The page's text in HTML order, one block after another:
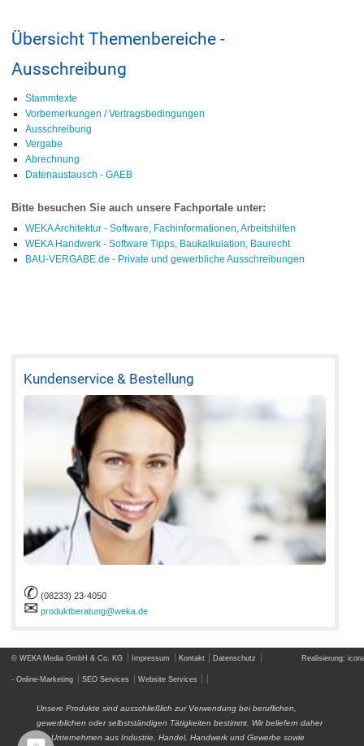
Übersicht Themenbereiche -
Ausschreibung
Stammtexte
Vorbemerkungen / Vertragsbedingungen
Ausschreibung
Vergabe
Abrechnung
Datenaustausch - GAEB
Bitte besuchen Sie auch unsere Fachportale unter:
WEKA Architektur - Software, Fachinformationen, Arbeitshilfen
WEKA Handwerk - Software Tipps, Baukalkulation, Baurecht
BAU-VERGABE.de - Private und gewerbliche Ausschreibungen
Kundenservice & Bestellung
✆ (08233) 23-4050
✉ produktberatung@weka.de
© WEKA Media GmbH & Co. KG Impressum Kontakt Datenschutz Realisierung:
- Online-Marketing SEO Services Website Services
Unsere Produkte sind ausschließlich zur Verwendung bei beruflichen,
gewerblichen oder selbstständigen Tätigkeiten bestimmt. Wir beliefern daher
nur Unternehmen aus Industrie, Handel, Handwerk und Gewerbe sowie